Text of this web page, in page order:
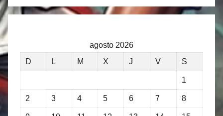
agosto 2026
D
L M X J V S
1
2 3 4 5 6 7 8